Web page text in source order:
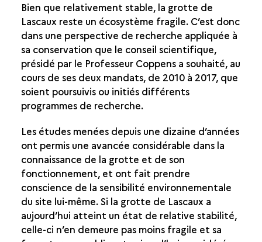
Bien que relativement stable, la grotte de
Lascaux reste un écosystème fragile. C’est donc
dans une perspective de recherche appliquée à
sa conservation que le conseil scientifique,
présidé par le Professeur Coppens a souhaité, au
cours de ses deux mandats, de 2010 à 2017, que
soient poursuivis ou initiés différents
programmes de recherche.
Les études menées depuis une dizaine d’années
ont permis une avancée considérable dans la
connaissance de la grotte et de son
fonctionnement, et ont fait prendre
conscience de la sensibilité environnementale
du site lui-même. Si la grotte de Lascaux a
aujourd’hui atteint un état de relative stabilité,
celle-ci n’en demeure pas moins fragile et sa